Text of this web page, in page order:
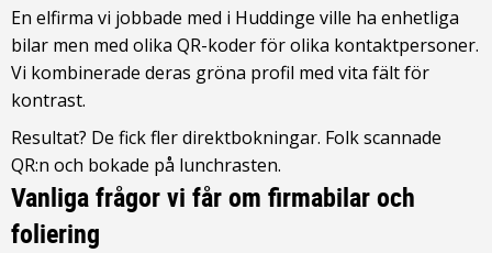
En elfirma vi jobbade med i Huddinge ville ha enhetliga
bilar men med olika QR-koder för olika kontaktpersoner.
Vi kombinerade deras gröna profil med vita fält för
kontrast.
Resultat? De fick fler direktbokningar. Folk scannade
QR:n och bokade på lunchrasten.
Vanliga frågor vi får om firmabilar och
foliering